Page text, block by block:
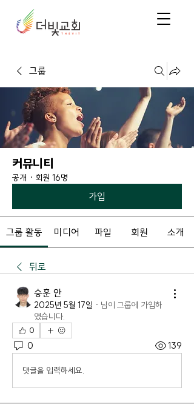
그룹
커뮤니티
공개 · 회원 16명
가입
그룹 활동 미디어 파일 회원 소개
뒤로
승훈 안
2025년 5월 17일 · 님이 그룹에 가입하
였습니다.
0
0 139
댓글을 입력하세요.